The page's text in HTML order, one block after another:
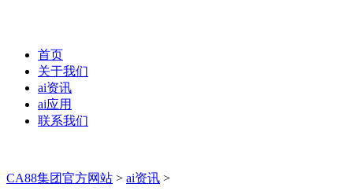
首页
关于我们
ai资讯
ai应用
联系我们
CA88集团官方网站 > ai资讯 >